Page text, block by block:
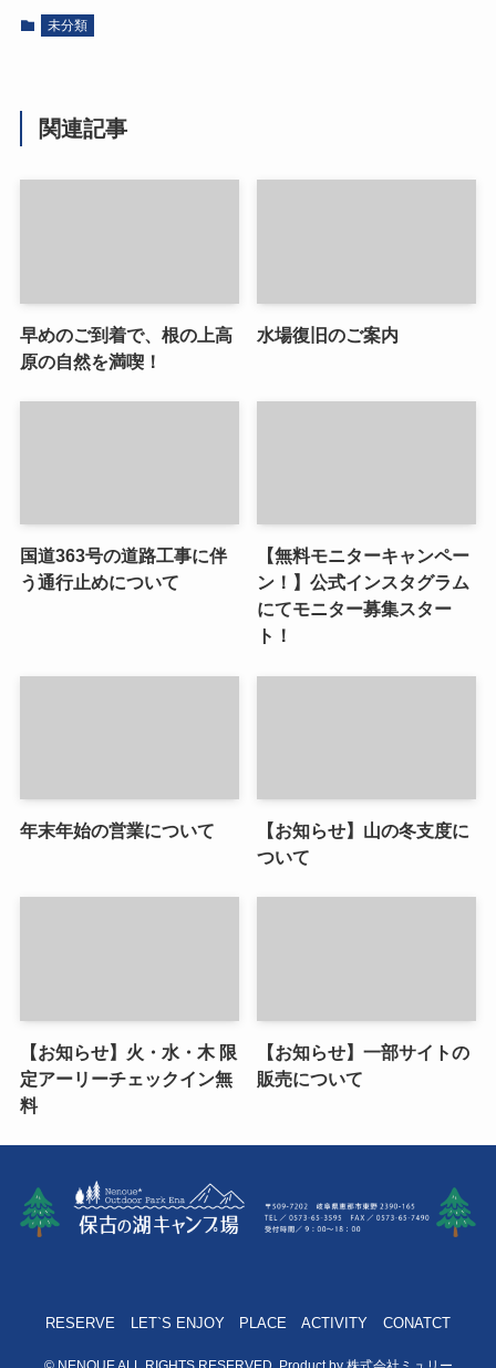
未分類
関連記事
早めのご到着で、根の上高
原の自然を満喫！
水場復旧のご案内
国道363号の道路工事に伴
う通行止めについて
【無料モニターキャンペー
ン！】公式インスタグラム
にてモニター募集スター
ト！
年末年始の営業について
【お知らせ】山の冬支度に
ついて
【お知らせ】火・水・木 限
定アーリーチェックイン無
料
【お知らせ】一部サイトの
販売について
RESERVE LET`S ENJOY PLACE ACTIVITY CONATCT